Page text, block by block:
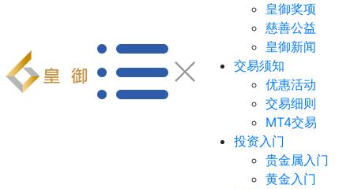
皇御奖项
慈善公益
皇御新闻
交易须知
优惠活动
交易细则
MT4交易
投资入门
贵金属入门
黄金入门